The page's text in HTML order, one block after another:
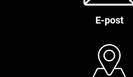
E-post